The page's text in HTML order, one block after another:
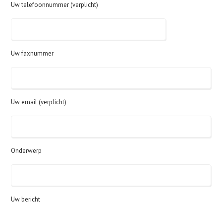
Uw telefoonnummer (verplicht)
Uw faxnummer
Uw email (verplicht)
Onderwerp
Uw bericht